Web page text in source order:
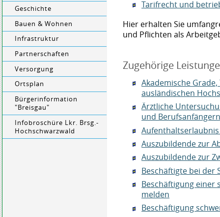
Geschichte
Bauen & Wohnen
Infrastruktur
Partnerschaften
Versorgung
Ortsplan
Bürgerinformation
"Breisgau"
Infobroschüre Lkr. Brsg.-
Hochschwarzwald
Tarifrecht und
Hier erhalten Sie
und Pflichten als
Zugehörige
Akademische
ausländischen
Ärztliche
und
Auszubildende zur
Auszubildende zur
Beschäftigte bei der
Beschäftigung einer
melden
Beschäftigung